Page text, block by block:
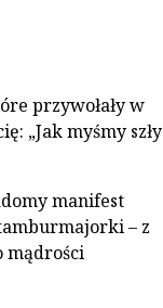
przywołały w
„Jak myśmy szły
manifest
– z
mądrości